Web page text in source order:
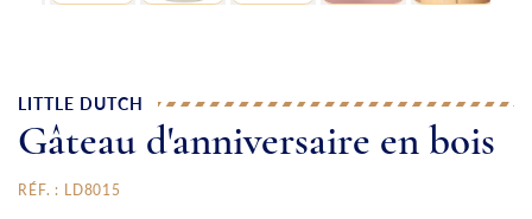
LITTLE DUTCH
Gâteau d'anniversaire en bois
RÉF. : LD8015